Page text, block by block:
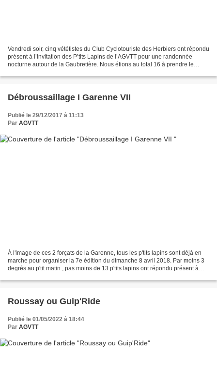
Vendredi soir, cinq vététistes du Club Cyclotouriste des Herbiers ont répondu
présent à l’invitation des P’tits Lapins de l’AGVTT pour une randonnée
nocturne autour de la Gaubretière. Nous étions au total 16 à prendre le
Débroussaillage I Garenne VII
Publié le 29/12/2017 à 11:13
Par AGVTT
À l'image de ces 2 forçats de la Garenne, tous les p'tits lapins sont déjà en
marche pour organiser la 7e édition du dimanche 8 avril 2018. Par moins 3
degrés au p'tit matin , pas moins de 13 p'tits lapins ont répondu présent à
Roussay ou Guip'Ride
Publié le 01/05/2022 à 18:44
Par AGVTT